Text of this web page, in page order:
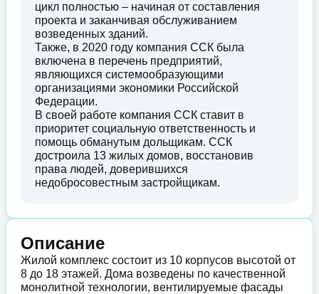
цикл полностью – начиная от составления
проекта и заканчивая обслуживанием
возведенных зданий.
Также, в 2020 году компания ССК была
включена в перечень предприятий,
являющихся системообразующими
организациями экономики Российской
Федерации.
В своей работе компания ССК ставит в
приоритет социальную ответственность и
помощь обманутым дольщикам. ССК
достроила 13 жилых домов, восстановив
права людей, доверившихся
недобросовестным застройщикам.
Описание
Жилой комплекс состоит из 10 корпусов высотой от
8 до 18 этажей. Дома возведены по качественной
монолитной технологии, вентилируемые фасады